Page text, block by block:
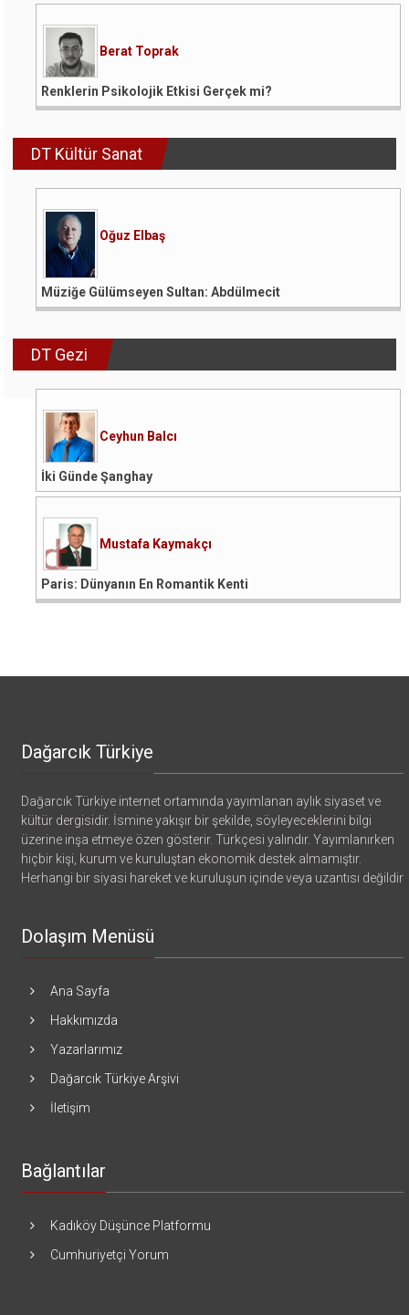
Berat Toprak
Renklerin Psikolojik Etkisi Gerçek mi?
DT Kültür Sanat
Oğuz Elbaş
Müziğe Gülümseyen Sultan: Abdülmecit
DT Gezi
Ceyhun Balcı
İki Günde Şanghay
Mustafa Kaymakçı
Paris: Dünyanın En Romantik Kenti
Dağarcık Türkiye
Dağarcık Türkiye internet ortamında yayımlanan aylık siyaset ve
kültür dergisidir. İsmine yakışır bir şekilde, söyleyeceklerini bilgi
üzerine inşa etmeye özen gösterir. Türkçesi yalındır. Yayımlanırken
hiçbir kişi, kurum ve kuruluştan ekonomik destek almamıştır.
Herhangi bir siyasi hareket ve kuruluşun içinde veya uzantısı değildir
Dolaşım Menüsü
Ana Sayfa
Hakkımızda
Yazarlarımız
Dağarcık Türkiye Arşivi
İletişim
Bağlantılar
Kadıköy Düşünce Platformu
Cumhuriyetçi Yorum